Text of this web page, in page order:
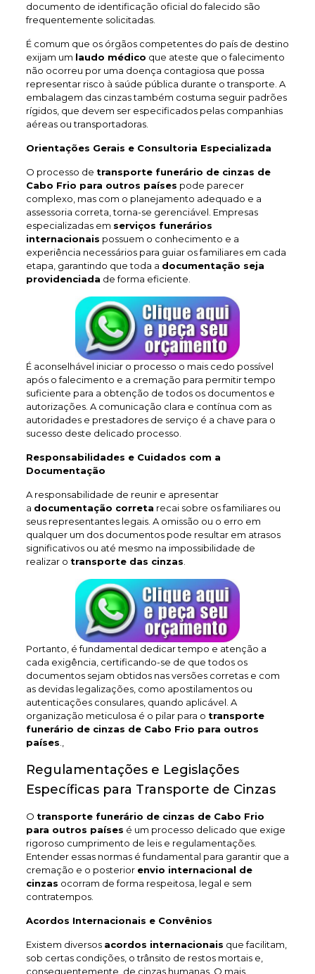
documento de identificação oficial do falecido são
frequentemente solicitadas.
É comum que os órgãos competentes do país de destino
exijam um laudo médico que ateste que o falecimento
não ocorreu por uma doença contagiosa que possa
representar risco à saúde pública durante o transporte. A
embalagem das cinzas também costuma seguir padrões
rígidos, que devem ser especificados pelas companhias
aéreas ou transportadoras.
Orientações Gerais e Consultoria Especializada
O processo de transporte funerário de cinzas de
Cabo Frio para outros países pode parecer
complexo, mas com o planejamento adequado e a
assessoria correta, torna-se gerenciável. Empresas
especializadas em serviços funerários
internacionais possuem o conhecimento e a
experiência necessários para guiar os familiares em cada
etapa, garantindo que toda a documentação seja
providenciada de forma eficiente.
É aconselhável iniciar o processo o mais cedo possível
após o falecimento e a cremação para permitir tempo
suficiente para a obtenção de todos os documentos e
autorizações. A comunicação clara e contínua com as
autoridades e prestadores de serviço é a chave para o
sucesso deste delicado processo.
Responsabilidades e Cuidados com a
Documentação
A responsabilidade de reunir e apresentar
a documentação correta recai sobre os familiares ou
seus representantes legais. A omissão ou o erro em
qualquer um dos documentos pode resultar em atrasos
significativos ou até mesmo na impossibilidade de
realizar o transporte das cinzas
Portanto, é fundamental dedicar tempo e atenção a
cada exigência, certificando-se de que todos os
documentos sejam obtidos nas versões corretas e com
as devidas legalizações, como apostilamentos ou
autenticações consulares, quando aplicável. A
organização meticulosa é o pilar para o transporte
funerário de cinzas de Cabo Frio para outros
países
Regulamentações e Legislações
Específicas para Transporte de Cinzas
O transporte funerário de cinzas de Cabo Frio
para outros países é um processo delicado que exige
rigoroso cumprimento de leis e regulamentações.
Entender essas normas é fundamental para garantir que a
cremação e o posterior envio internacional de
cinzas ocorram de forma respeitosa, legal e sem
contratempos.
Acordos Internacionais e Convênios
Existem diversos acordos internacionais que facilitam,
sob certas condições, o trânsito de restos mortais e,
consequentemente, de cinzas humanas. O mais